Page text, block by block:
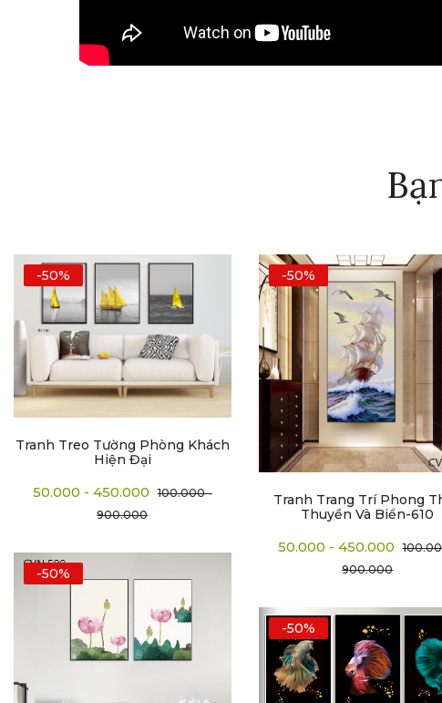
-50%
Tranh Treo Tường Phòng Khách
Hiện Đại
50.000 - 450.000
100.000 -
900.000
-50%
-50%
Tranh Trang Trí Phong
Thuyền Và Biển-610
50.000 - 450.000
900.000
-50%